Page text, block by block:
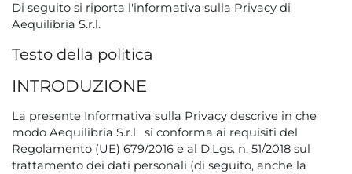
Di seguito si riporta l'informativa sulla Privacy di
Aequilibria S.r.l.
Testo della politica
INTRODUZIONE
La presente Informativa sulla Privacy descrive in che
modo Aequilibria S.r.l. si conforma ai requisiti del
Regolamento (UE) 679/2016 e al D.Lgs. n. 51/2018 sul
trattamento dei dati personali (di seguito, anche la